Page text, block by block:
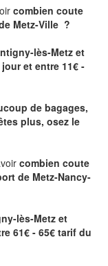
combien coute
Metz-Ville ?
lès-Metz et
et entre 11€ -
de bagages,
plus, osez le
combien coute
de Metz-Nancy-
lès-Metz et
61€ - 65€ tarif du